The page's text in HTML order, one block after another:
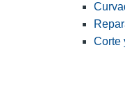
Corte